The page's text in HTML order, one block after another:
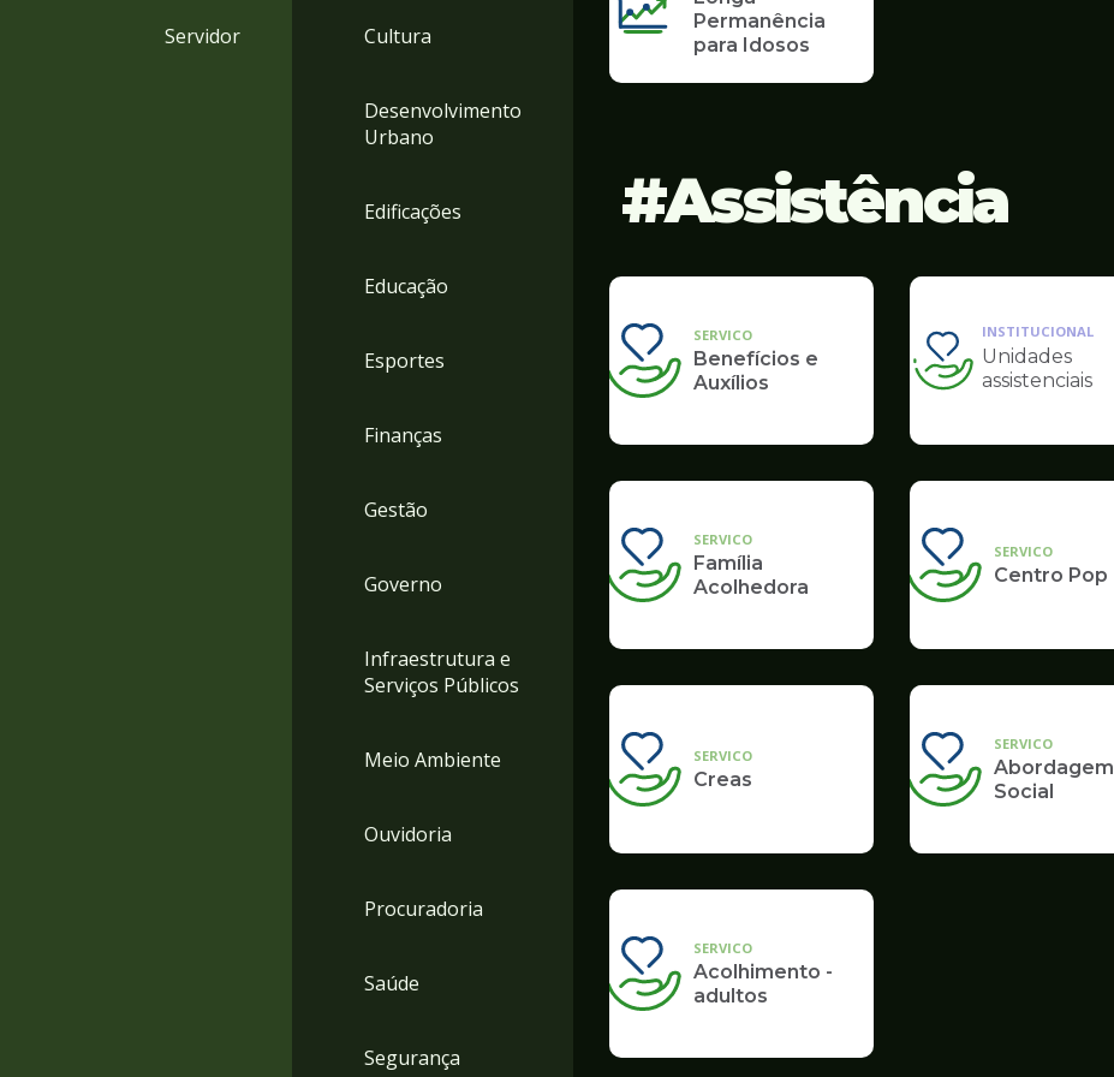
Servidor Cultura
Desenvolvimento
Urbano
Edificações
Educação
Esportes
Finanças
Gestão
Governo
Infraestrutura e
Serviços Públicos
Meio Ambiente
Ouvidoria
Procuradoria
Saúde
Segurança
Permanência
para Idosos
Assistência
SERVICO
Benefícios e
Auxílios
Ilustração
da
de
Assistência
INSTITUCIONAL
Unidades
assistenciais
SERVICO
Família
Acolhedora
SERVICO
Centro Pop
SERVICO
Creas
SERVICO
Abordagem
Social
SERVICO
Acolhimento -
adultos